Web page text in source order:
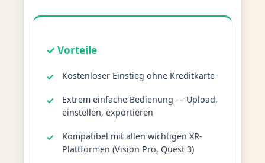
✓ Vorteile
Kostenloser Einstieg ohne Kreditkarte
Extrem einfache Bedienung — Upload,
einstellen, exportieren
Kompatibel mit allen wichtigen XR-
Plattformen (Vision Pro, Quest 3)